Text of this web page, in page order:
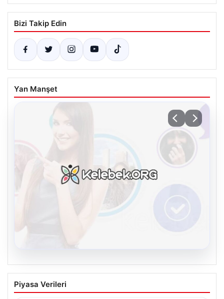
Bizi Takip Edin
Yan Manşet
Kelebek sohbet platformu İle Dijital
İletişimin Sertifikalı Adresi Ve Chat
Piyasa Verileri